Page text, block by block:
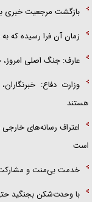
گفت‌وگو با خواهر یکی از
بازگشت مرجعیت خبری
زمان آن فرا رسیده که
عارف: جنگ اصلی
وزارت دفاع:
هستند
اعتراف رسانه‌های
است
خدمت بی‌منت و
با وحدت‌شکن بجنگید